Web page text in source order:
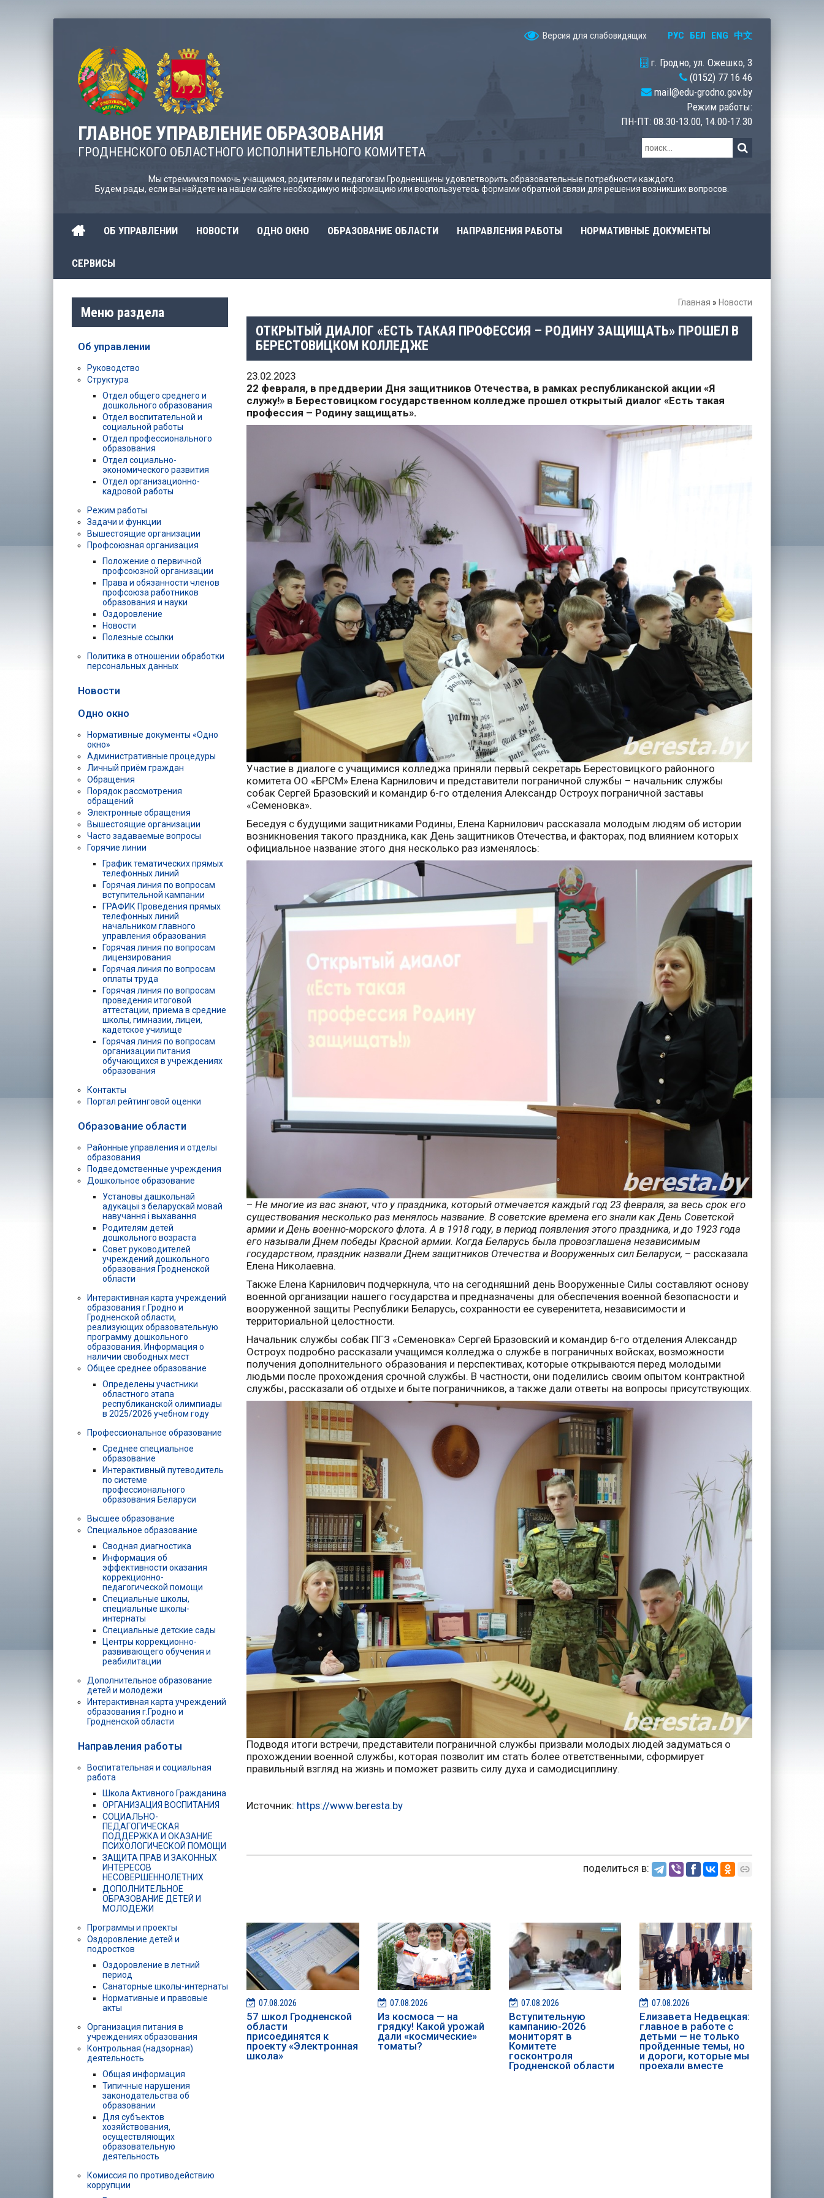
Версия для слабовидящих РУС БЕЛ ENG 中文
ГЛАВНОЕ УПРАВЛЕНИЕ ОБРАЗОВАНИЯ
ГРОДНЕНСКОГО ОБЛАСТНОГО ИСПОЛНИТЕЛЬНОГО КОМИТЕТА
г. Гродно, ул. Ожешко, 3
(0152) 77 16 46
mail@edu-grodno.gov.by
Режим работы:
ПН-ПТ: 08.30-13.00, 14.00-17.30
Мы стремимся помочь учащимся, родителям и педагогам Гродненщины удовлетворить образовательные потребности каждого.
Будем рады, если вы найдете на нашем сайте необходимую информацию или воспользуетесь формами обратной связи для решения возникших вопросов.
ОБ УПРАВЛЕНИИ НОВОСТИ ОДНО ОКНО ОБРАЗОВАНИЕ ОБЛАСТИ НАПРАВЛЕНИЯ РАБОТЫ НОРМАТИВНЫЕ ДОКУМЕНТЫ
СЕРВИСЫ
Главная » Новости
ОТКРЫТЫЙ ДИАЛОГ «ЕСТЬ ТАКАЯ ПРОФЕССИЯ – РОДИНУ ЗАЩИЩАТЬ» ПРОШЕЛ В
БЕРЕСТОВИЦКОМ КОЛЛЕДЖЕ
23.02.2023
22 февраля, в преддверии Дня защитников Отечества, в рамках республиканской акции «Я
служу!» в Берестовицком государственном колледже прошел открытый диалог «Есть такая
профессия – Родину защищать».
Участие в диалоге с учащимися колледжа приняли первый секретарь Берестовицкого районного
комитета ОО «БРСМ» Елена Карнилович и представители пограничной службы – начальник службы
собак Сергей Бразовский и командир 6-го отделения Александр Остроух пограничной заставы
«Семеновка».
Беседуя с будущими защитниками Родины, Елена Карнилович рассказала молодым людям об истории
возникновения такого праздника, как День защитников Отечества, и факторах, под влиянием которых
официальное название этого дня несколько раз изменялось:
– Не многие из вас знают, что у праздника, который отмечается каждый год 23 февраля, за весь срок его
существования несколько раз менялось название. В советские времена его знали как День Советской
армии и День военно-морского флота. А в 1918 году, в период появления этого праздника, и до 1923 года
его называли Днем победы Красной армии. Когда Беларусь была провозглашена независимым
государством, праздник назвали Днем защитников Отечества и Вооруженных сил Беларуси, – рассказала
Елена Николаевна.
Также Елена Карнилович подчеркнула, что на сегодняшний день Вооруженные Силы составляют основу
военной организации нашего государства и предназначены для обеспечения военной безопасности и
вооруженной защиты Республики Беларусь, сохранности ее суверенитета, независимости и
территориальной целостности.
Начальник службы собак ПГЗ «Семеновка» Сергей Бразовский и командир 6-го отделения Александр
Остроух подробно рассказали учащимся колледжа о службе в пограничных войсках, возможности
получения дополнительного образования и перспективах, которые открываются перед молодыми
людьми после прохождения срочной службы. В частности, они поделились своим опытом контрактной
службы, рассказали об отдыхе и быте пограничников, а также дали ответы на вопросы присутствующих.
Подводя итоги встречи, представители пограничной службы призвали молодых людей задуматься о
прохождении военной службы, которая позволит им стать более ответственными, сформирует
правильный взгляд на жизнь и поможет развить силу духа и самодисциплину.
Источник: https://www.beresta.by
поделиться в:
07.08.2026
57 школ Гродненской
области
присоединятся к
проекту «Электронная
школа»
07.08.2026
Из космоса — на
грядку! Какой урожай
дали «космические»
томаты?
07.08.2026
️️Вступительную
кампанию-2026
мониторят в
Комитете
госконтроля
Гродненской области
07.08.2026
Елизавета Недвецкая:
главное в работе с
детьми — не только
пройденные темы, но
и дороги, которые мы
проехали вместе
Меню раздела
Об управлении
Руководство
Структура
Отдел общего среднего и
дошкольного образования
Отдел воспитательной и
социальной работы
Отдел профессионального
образования
Отдел социально-
экономического развития
Отдел организационно-
кадровой работы
Режим работы
Задачи и функции
Вышестоящие организации
Профсоюзная организация
Положение о первичной
профсоюзной организации
Права и обязанности членов
профсоюза работников
образования и науки
Оздоровление
Новости
Полезные ссылки
Политика в отношении обработки
персональных данных
Новости
Одно окно
Нормативные документы «Одно
окно»
Административные процедуры
Личный приём граждан
Обращения
Порядок рассмотрения
обращений
Электронные обращения
Вышестоящие организации
Часто задаваемые вопросы
Горячие линии
График тематических прямых
телефонных линий
Горячая линия по вопросам
вступительной кампании
ГРАФИК Проведения прямых
телефонных линий
начальником главного
управления образования
Горячая линия по вопросам
лицензирования
Горячая линия по вопросам
оплаты труда
Горячая линия по вопросам
проведения итоговой
аттестации, приема в средние
школы, гимназии, лицеи,
кадетское училище
Горячая линия по вопросам
организации питания
обучающихся в учреждениях
образования
Контакты
Портал рейтинговой оценки
Образование области
Районные управления и отделы
образования
Подведомственные учреждения
Дошкольное образование
Установы дашкольнай
адукацыі з беларускай мовай
навучання і выхавання
Родителям детей
дошкольного возраста
Совет руководителей
учреждений дошкольного
образования Гродненской
области
Интерактивная карта учреждений
образования г.Гродно и
Гродненской области,
реализующих образовательную
программу дошкольного
образования. Информация о
наличии свободных мест
Общее среднее образование
Определены участники
областного этапа
республиканской олимпиады
в 2025/2026 учебном году
Профессиональное образование
Среднее специальное
образование
Интерактивный путеводитель
по системе
профессионального
образования Беларуси
Высшее образование
Специальное образование
Сводная диагностика
Информация об
эффективности оказания
коррекционно-
педагогической помощи
Специальные школы,
специальные школы-
интернаты
Специальные детские сады
Центры коррекционно-
развивающего обучения и
реабилитации
Дополнительное образование
детей и молодежи
Интерактивная карта учреждений
образования г.Гродно и
Гродненской области
Направления работы
Воспитательная и социальная
работа
Школа Активного Гражданина
ОРГАНИЗАЦИЯ ВОСПИТАНИЯ
СОЦИАЛЬНО-
ПЕДАГОГИЧЕСКАЯ
ПОДДЕРЖКА И ОКАЗАНИЕ
ПСИХОЛОГИЧЕСКОЙ ПОМОЩИ
ЗАЩИТА ПРАВ И ЗАКОННЫХ
ИНТЕРЕСОВ
НЕСОВЕРШЕННОЛЕТНИХ
ДОПОЛНИТЕЛЬНОЕ
ОБРАЗОВАНИЕ ДЕТЕЙ И
МОЛОДЁЖИ
Программы и проекты
Оздоровление детей и
подростков
Оздоровление в летний
период
Санаторные школы-интернаты
Нормативные и правовые
акты
Организация питания в
учреждениях образования
Контрольная (надзорная)
деятельность
Общая информация
Типичные нарушения
законодательства об
образовании
Для субъектов
хозяйствования,
осуществляющих
образовательную
деятельность
Комиссия по противодействию
коррупции